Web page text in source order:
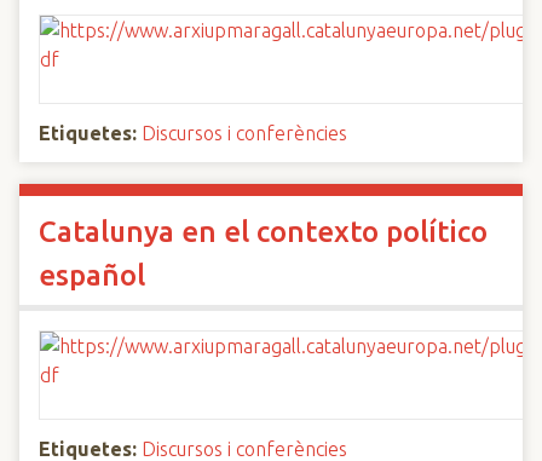
Etiquetes: Discursos i conferències
Catalunya en el contexto político
español
Etiquetes: Discursos i conferències